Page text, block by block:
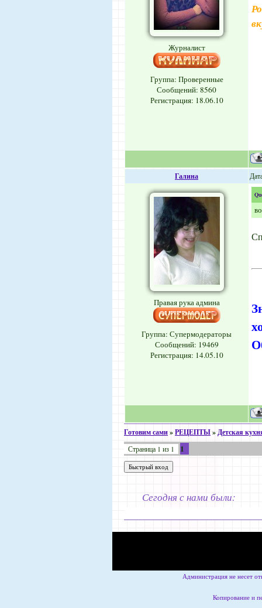
Журналист
Группа: Проверенные
Сообщений: 8560
Регистрация: 18.06.10
Галина
Правая рука админа
Группа: Супермодераторы
Сообщений: 19469
Регистрация: 14.05.10
Готовим сами»РЕЦЕПТЫ»Детская
Страница 1 из 1 1
Сегодня с нами были:
Администрация не несет
Копирование и